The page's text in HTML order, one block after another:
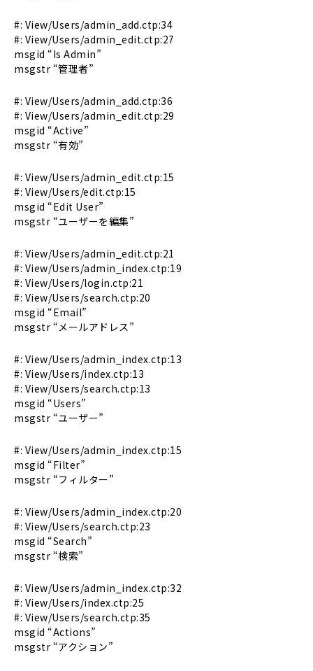
#: View/Users/admin_add.ctp:34
#: View/Users/admin_edit.ctp:27
msgid “Is Admin”
msgstr “管理者”
#: View/Users/admin_add.ctp:36
#: View/Users/admin_edit.ctp:29
msgid “Active”
msgstr “有効”
#: View/Users/admin_edit.ctp:15
#: View/Users/edit.ctp:15
msgid “Edit User”
msgstr “ユーザーを編集”
#: View/Users/admin_edit.ctp:21
#: View/Users/admin_index.ctp:19
#: View/Users/login.ctp:21
#: View/Users/search.ctp:20
msgid “Email”
msgstr “メールアドレス”
#: View/Users/admin_index.ctp:13
#: View/Users/index.ctp:13
#: View/Users/search.ctp:13
msgid “Users”
msgstr “ユーザー”
#: View/Users/admin_index.ctp:15
msgid “Filter”
msgstr “フィルター”
#: View/Users/admin_index.ctp:20
#: View/Users/search.ctp:23
msgid “Search”
msgstr “検索”
#: View/Users/admin_index.ctp:32
#: View/Users/index.ctp:25
#: View/Users/search.ctp:35
msgid “Actions”
msgstr “アクション”